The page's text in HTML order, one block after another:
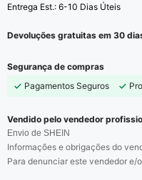
Entrega Est.: 6-10 Dias Úteis
Devoluções gratuitas em 30
Segurança de compras
Pagamentos Seguros
Vendido pelo vendedor
Envio de SHEIN
Informações e obrigações do
Para denunciar este vendedor e/